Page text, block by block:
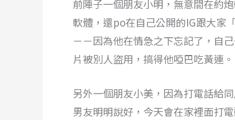
前陣子一個朋友小明，無意間在約
軟體，還po在自己公開的IG跟大家
－－因為他在情急之下忘記了，自
片被別人盜用，搞得他啞巴吃黃連。
另外一個朋友小美，因為打電話給
男友明明說好，今天會在家裡面打